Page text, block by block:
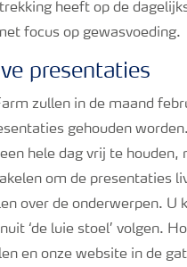
heeft op de
focus op gewasvoeding.
presentaties
zullen in de maand
gehouden
hele dag vrij te houden,
om de presentaties
over de onderwerpen. U
‘de luie stoel’ volgen.
en onze website in de